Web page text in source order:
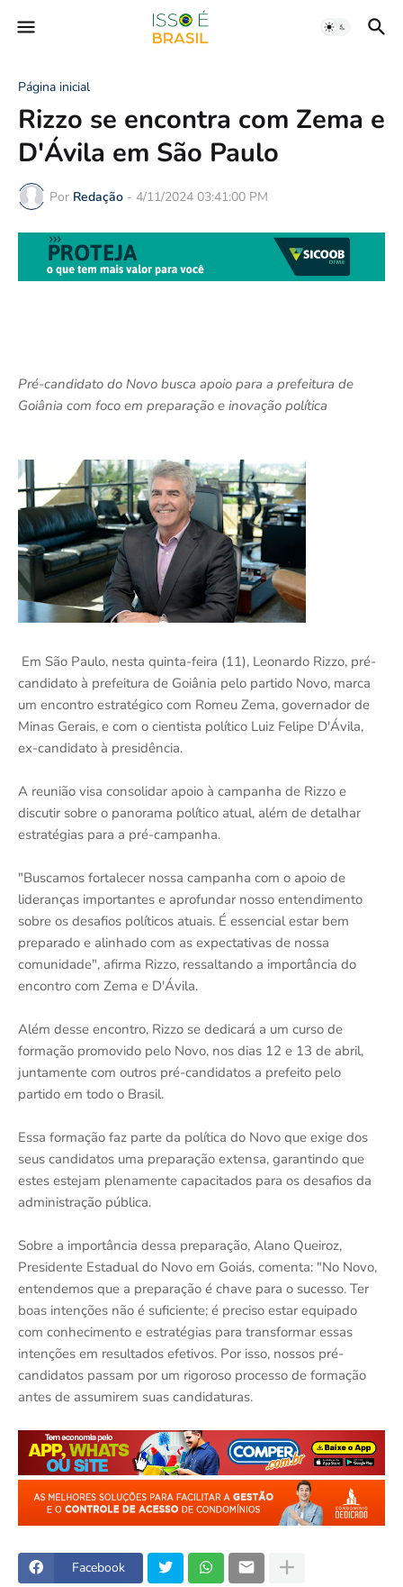
Página inicial
Rizzo se encontra com Zema e
D'Ávila em São Paulo
Por Redação - 4/11/2024 03:41:00 PM
Pré-candidato do Novo busca apoio para a prefeitura de
Goiânia com foco em preparação e inovação política
Em São Paulo, nesta quinta-feira (11), Leonardo Rizzo, pré-
candidato à prefeitura de Goiânia pelo partido Novo, marca
um encontro estratégico com Romeu Zema, governador de
Minas Gerais, e com o cientista político Luiz Felipe D'Ávila,
ex-candidato à presidência.
A reunião visa consolidar apoio à campanha de Rizzo e
discutir sobre o panorama político atual, além de detalhar
estratégias para a pré-campanha.
"Buscamos fortalecer nossa campanha com o apoio de
lideranças importantes e aprofundar nosso entendimento
sobre os desafios políticos atuais. É essencial estar bem
preparado e alinhado com as expectativas de nossa
comunidade", afirma Rizzo, ressaltando a importância do
encontro com Zema e D'Ávila.
Além desse encontro, Rizzo se dedicará a um curso de
formação promovido pelo Novo, nos dias 12 e 13 de abril,
juntamente com outros pré-candidatos a prefeito pelo
partido em todo o Brasil.
Essa formação faz parte da política do Novo que exige dos
seus candidatos uma preparação extensa, garantindo que
estes estejam plenamente capacitados para os desafios da
administração pública.
Sobre a importância dessa preparação, Alano Queiroz,
Presidente Estadual do Novo em Goiás, comenta: "No Novo,
entendemos que a preparação é chave para o sucesso. Ter
boas intenções não é suficiente; é preciso estar equipado
com conhecimento e estratégias para transformar essas
intenções em resultados efetivos. Por isso, nossos pré-
candidatos passam por um rigoroso processo de formação
antes de assumirem suas candidaturas.
Facebook